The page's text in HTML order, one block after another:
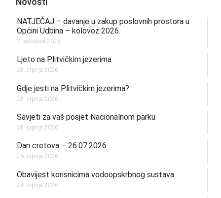
NATJEČAJ – davanje u zakup poslovnih prostora u
Općini Udbina – kolovoz 2026.
7. kolovoza 2026.
Ljeto na Plitvičkim jezerima
28. srpnja 2026.
Gdje jesti na Plitvičkim jezerima?
28. srpnja 2026.
Savjeti za vaš posjet Nacionalnom parku
28. srpnja 2026.
Dan cretova – 26.07.2026.
26. srpnja 2026.
Obavijest korisnicima vodoopskrbnog sustava
24. srpnja 2026.